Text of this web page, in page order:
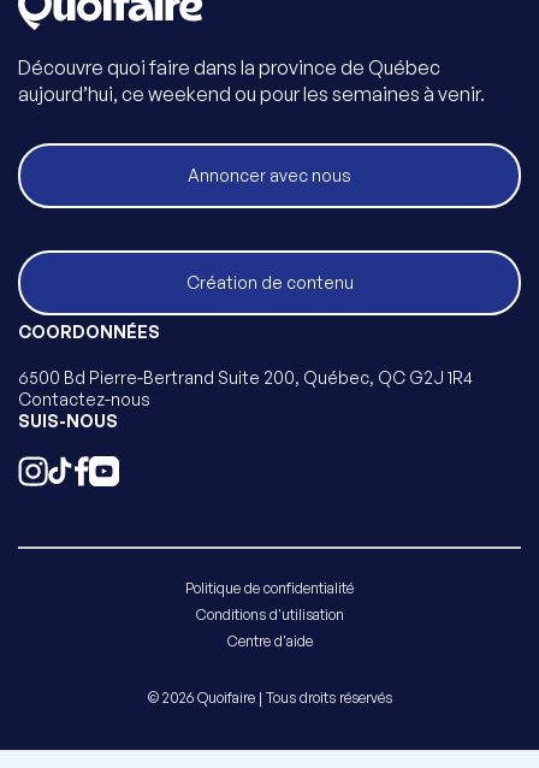
Découvre quoi faire dans la province de Québec
aujourd’hui, ce weekend ou pour les semaines à venir.
Annoncer avec nous
Création de contenu
COORDONNÉES
6500 Bd Pierre-Bertrand Suite 200, Québec, QC G2J 1R4
Contactez-nous
SUIS-NOUS
Politique de confidentialité
Conditions d'utilisation
Centre d'aide
© 2026 Quoifaire | Tous droits réservés